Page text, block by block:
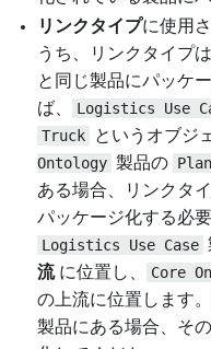
リンクタイプに使用
うち、リンクタイプ
と同じ製品にパッケ
ば、
Logistics Use
Truck
というオブジ
Ontology 製品の
ある場合、リンクタ
パッケージ化する必
Logistics Use Case
流に位置し、 Core
の上流に位置します
製品にある場合、そ